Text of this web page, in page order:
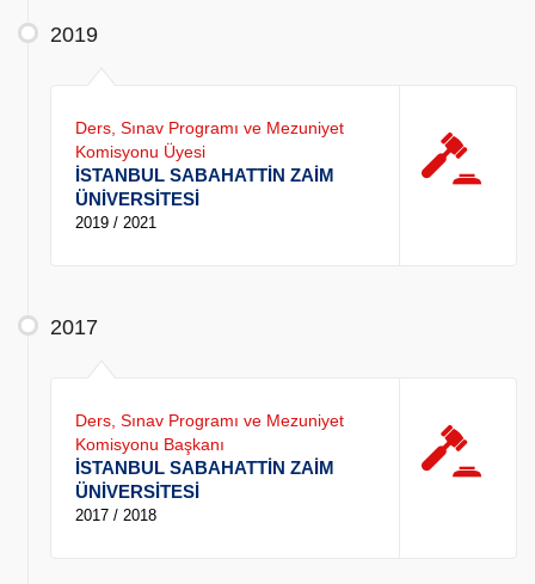
2019
Ders, Sınav Programı ve Mezuniyet
Komisyonu Üyesi
İSTANBUL SABAHATTİN ZAİM
ÜNİVERSİTESİ
2019 / 2021
2017
Ders, Sınav Programı ve Mezuniyet
Komisyonu Başkanı
İSTANBUL SABAHATTİN ZAİM
ÜNİVERSİTESİ
2017 / 2018